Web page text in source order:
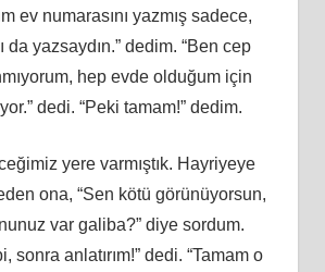
ev numarasını yazmış sadece,
da yazsaydın.” dedim. “Ben cep
hep evde olduğum için
dedi. “Peki tamam!” dedim.
yere varmıştık. Hayriyeye
ona, “Sen kötü görünüyorsun,
var galiba?” diye sordum.
sonra anlatırım!” dedi. “Tamam o